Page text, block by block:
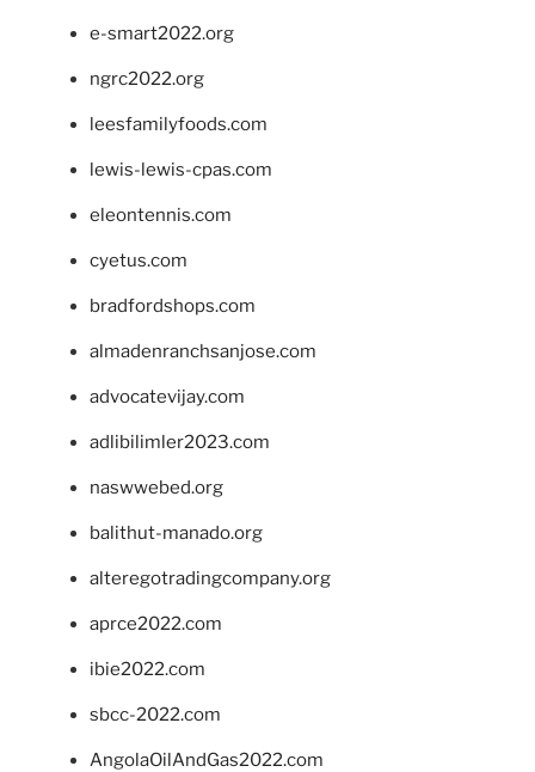
e-smart2022.org
ngrc2022.org
leesfamilyfoods.com
lewis-lewis-cpas.com
eleontennis.com
cyetus.com
bradfordshops.com
almadenranchsanjose.com
advocatevijay.com
adlibilimler2023.com
naswwebed.org
balithut-manado.org
alteregotradingcompany.org
aprce2022.com
ibie2022.com
sbcc-2022.com
AngolaOilAndGas2022.com